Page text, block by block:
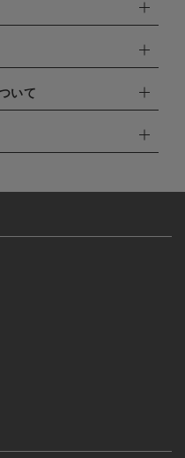
ます。
いて
にご連絡頂いた場合はキャ
い場合がございます。あら